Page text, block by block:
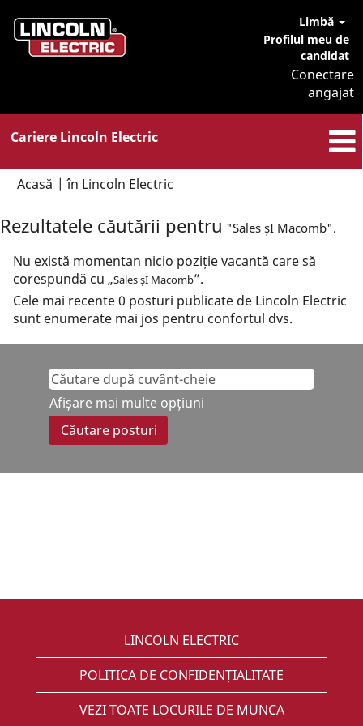
Limbă
Profilul meu de
candidat
Conectare
angajat
Cariere Lincoln Electric
Acasă | în Lincoln Electric
Rezultatele căutării pentru "Sales șI Macomb".
Nu există momentan nicio poziție vacantă care să
corespundă cu „Sales șI Macomb”.
Cele mai recente 0 posturi publicate de Lincoln Electric
sunt enumerate mai jos pentru confortul dvs.
Afișare mai multe opțiuni
LINCOLN ELECTRIC
POLITICA DE CONFIDENȚIALITATE
VEZI TOATE LOCURILE DE MUNCA